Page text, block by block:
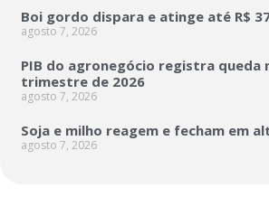
Boi gordo dispara e atinge até R$
agosto 7, 2026
PIB do agronegócio registra queda
trimestre de 2026
agosto 7, 2026
Soja e milho reagem e fecham em
agosto 7, 2026